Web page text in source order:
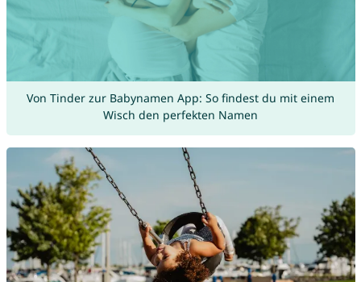
Von Tinder zur Babynamen App: So findest du mit einem
Wisch den perfekten Namen